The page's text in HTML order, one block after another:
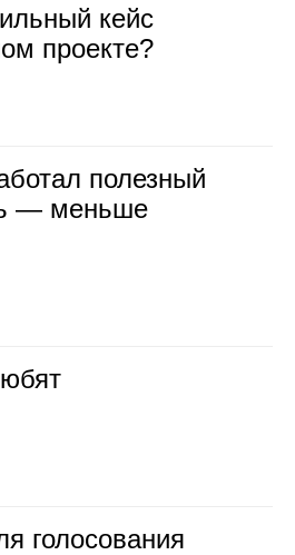
кейс
про­екте?
полез­ный
— меньше
голо­со­ва­ния